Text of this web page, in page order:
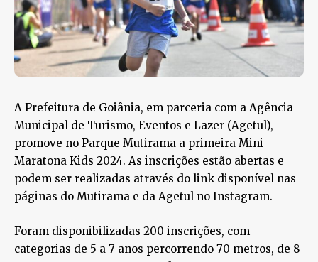
A Prefeitura de Goiânia, em parceria com a Agência
Municipal de Turismo, Eventos e Lazer (Agetul),
promove no Parque Mutirama a primeira Mini
Maratona Kids 2024. As inscrições estão abertas e
podem ser realizadas através do link disponível nas
páginas do Mutirama e da Agetul no Instagram.
Foram disponibilizadas 200 inscrições, com
categorias de 5 a 7 anos percorrendo 70 metros, de 8